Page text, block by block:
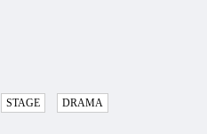
STAGE DRAMA